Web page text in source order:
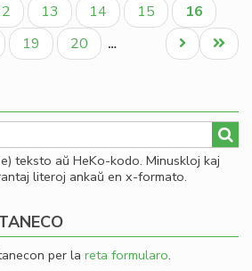
pri
Paĝo
13 Paĝo
14 Paĝo
15
Aktuala
paĝo
16
Paĝo
19 Paĝo
20 …
Last
page
Next
page
teksto aŭ HeKo-kodo. Minuskloj kaj
literoj ankaŭ en x-formato.
per la reta formularo.